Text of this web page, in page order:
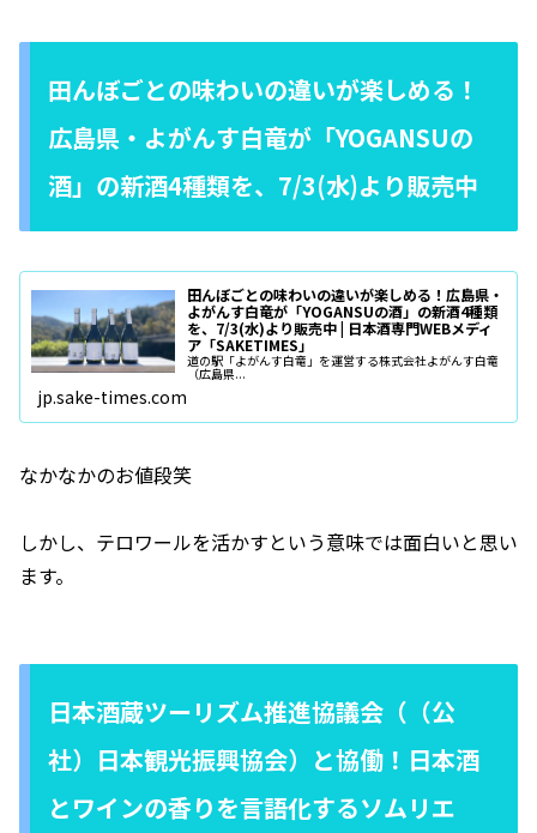
田んぼごとの味わいの違いが楽しめる！
広島県・よがんす白竜が「YOGANSUの
酒」の新酒4種類を、7/3(水)より販売中
田んぼごとの味わいの違いが楽しめる！広島県・
よがんす白竜が「YOGANSUの酒」の新酒4種類
を、7/3(水)より販売中 | 日本酒専門WEBメディ
ア「SAKETIMES」
道の駅「よがんす白竜」を運営する株式会社よがんす白竜
（広島県...
jp.sake-times.com
なかなかのお値段笑
しかし、テロワールを活かすという意味では面白いと思い
ます。
日本酒蔵ツーリズム推進協議会（（公
社）日本観光振興協会）と協働！日本酒
とワインの香りを言語化するソムリエ